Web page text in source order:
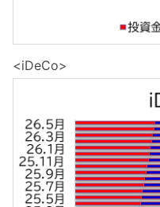
<iDeCo>